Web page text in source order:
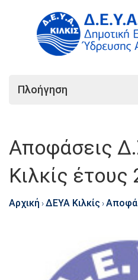
Πλοήγηση
Αποφάσεις
Κιλκίς έτους
Αρχική ›ΔΕΥΑ Κιλκίς ›